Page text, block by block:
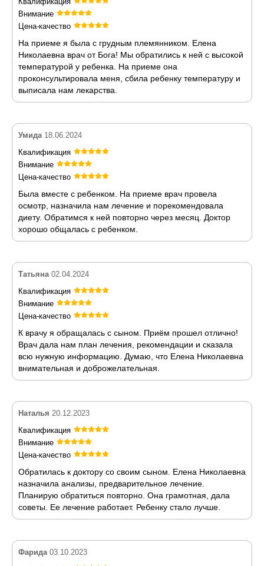
Внимание
Цена-качество
На приеме я была с грудным племянником. Елена
Николаевна врач от Бога! Мы обратились к ней с высокой
температурой у ребенка. На приеме она
проконсультировала меня, сбила ребенку температуру и
выписала нам лекарства.
Умида 18.06.2024
Квалификация
Внимание
Цена-качество
Была вместе с ребенком. На приеме врач провела
осмотр, назначила нам лечение и порекомендовала
диету. Обратимся к ней повторно через месяц. Доктор
хорошо общалась с ребенком.
Татьяна 02.04.2024
Квалификация
Внимание
Цена-качество
К врачу я обращалась с сыном. Приём прошел отлично!
Врач дала нам план лечения, рекомендации и сказала
всю нужную информацию. Думаю, что Елена Николаевна
внимательная и доброжелательная.
Наталья 20.12.2023
Квалификация
Внимание
Цена-качество
Обратилась к доктору со своим сыном. Елена Николаевна
назначила анализы, предварительное лечение.
Планирую обратиться повторно. Она грамотная, дала
советы. Ее лечение работает. Ребенку стало лучше.
Фарида 03.10.2023